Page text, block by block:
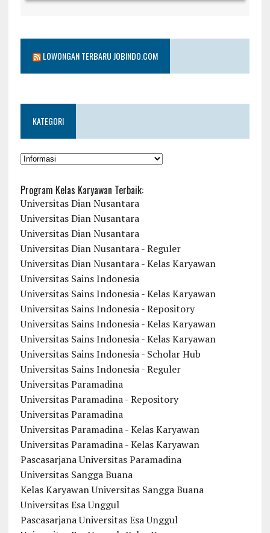
LOWONGAN TERBARU JOBINDO.COM
KATEGORI
KATEGORI
Program Kelas Karyawan Terbaik:
Universitas Dian Nusantara
Universitas Dian Nusantara
Universitas Dian Nusantara
Universitas Dian Nusantara - Reguler
Universitas Dian Nusantara - Kelas Karyawan
Universitas Sains Indonesia
Universitas Sains Indonesia - Kelas Karyawan
Universitas Sains Indonesia - Repository
Universitas Sains Indonesia - Kelas Karyawan
Universitas Sains Indonesia - Kelas Karyawan
Universitas Sains Indonesia - Scholar Hub
Universitas Sains Indonesia - Reguler
Universitas Paramadina
Universitas Paramadina - Repository
Universitas Paramadina
Universitas Paramadina - Kelas Karyawan
Universitas Paramadina - Kelas Karyawan
Pascasarjana Universitas Paramadina
Universitas Sangga Buana
Kelas Karyawan Universitas Sangga Buana
Universitas Esa Unggul
Pascasarjana Universitas Esa Unggul